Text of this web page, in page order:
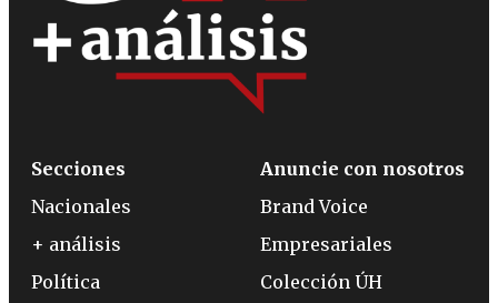
Secciones
Nacionales
+ análisis
Política
Anuncie con nosotros
Brand Voice
Empresariales
Colección ÚH